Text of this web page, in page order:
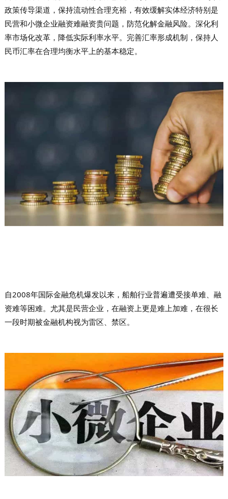
政策传导渠道，保持流动性合理充裕，有效缓解实体经济特别是
民营和小微企业融资难融资贵问题，防范化解金融风险。深化利
率市场化改革，降低实际利率水平。完善汇率形成机制，保持人
民币汇率在合理均衡水平上的基本稳定。
自2008年国际金融危机爆发以来，船舶行业普遍遭受接单难、融
资难等困难。尤其是民营企业，在融资上更是难上加难，在很长
一段时期被金融机构视为雷区、禁区。